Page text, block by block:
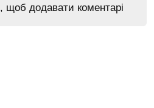
, щоб додавати коментарі